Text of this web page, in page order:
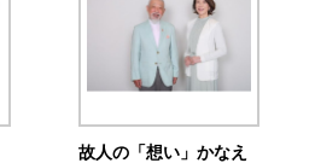
故人の「想い」かなえ